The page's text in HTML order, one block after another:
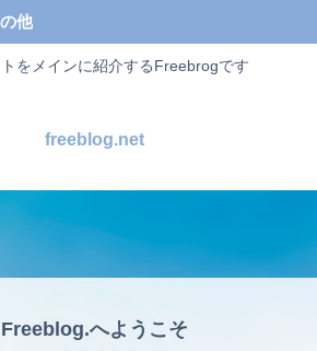
をメインに紹介するFreebrogです
freeblog.net
他
Freeblog.へようこそ